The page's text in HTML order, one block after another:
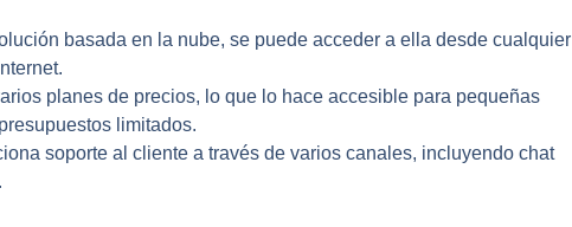
basada en la nube, se puede acceder a ella desde cualquier
planes de precios, lo que lo hace accesible para pequeñas
limitados.
soporte al cliente a través de varios canales, incluyendo chat